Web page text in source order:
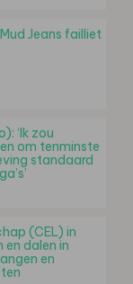
Jeans failliet
‘Ik zou
om tenminste
standaard
(CEL) in
dalen in
en